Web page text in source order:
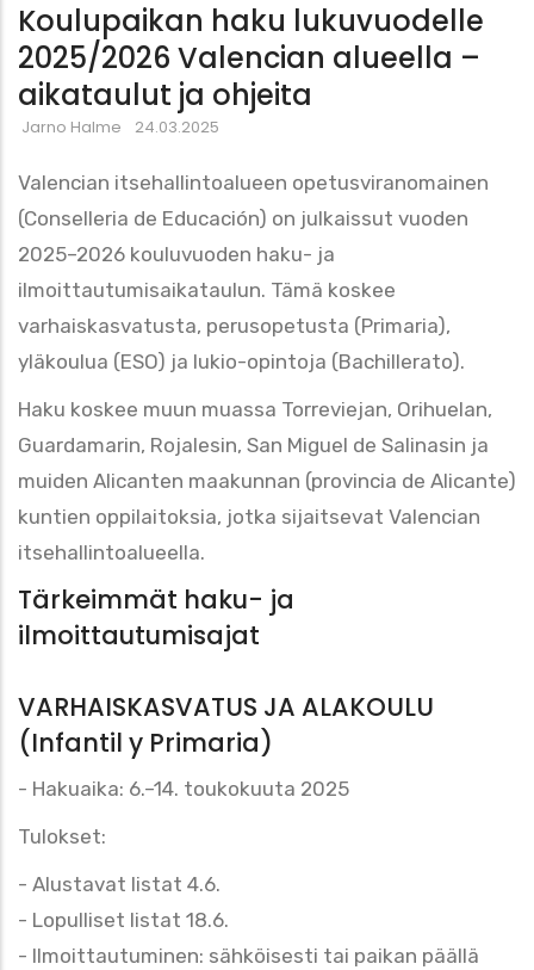
Koulupaikan haku lukuvuodelle
2025/2026 Valencian alueella –
aikataulut ja ohjeita
Jarno Halme 24.03.2025
Valencian itsehallintoalueen opetusviranomainen
(Conselleria de Educación) on julkaissut vuoden
2025–2026 kouluvuoden haku- ja
ilmoittautumisaikataulun. Tämä koskee
varhaiskasvatusta, perusopetusta (Primaria),
yläkoulua (ESO) ja lukio-opintoja (Bachillerato).
Haku koskee muun muassa Torreviejan, Orihuelan,
Guardamarin, Rojalesin, San Miguel de Salinasin ja
muiden Alicanten maakunnan (provincia de Alicante)
kuntien oppilaitoksia, jotka sijaitsevat Valencian
itsehallintoalueella.
Tärkeimmät haku- ja
ilmoittautumisajat
VARHAISKASVATUS JA ALAKOULU
(Infantil y Primaria)
- Hakuaika: 6.–14. toukokuuta 2025
Tulokset:
- Alustavat listat 4.6.
- Lopulliset listat 18.6.
- Ilmoittautuminen: sähköisesti tai paikan päällä